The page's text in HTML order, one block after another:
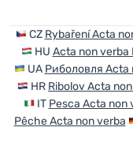
Registrieren
CZ Rybaření Acta
HU Acta non verba
UA Риболовля Acta
HR Ribolov Acta
IT Pesca Acta non
Pêche Acta non verba